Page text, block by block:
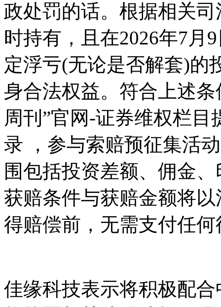
政处罚的话。根据相关
时持有，且在2026年7月
定浮亏(无论是否解套)的
身合法权益。符合上述
周刊”官网-证券维权栏
录 ，参与索赔预征集活
围包括投资差额、佣金
获赔条件与获赔金额将
得赔偿前，无需支付任
佳缘科技表示将积极配